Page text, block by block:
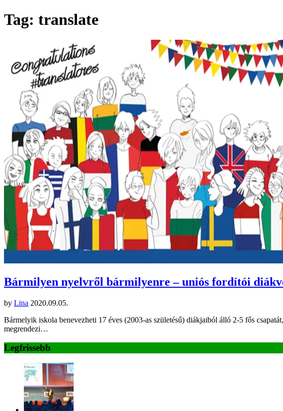
Tag: translate
Bármilyen nyelvről bármilyenre – uniós fordítói
by Lina 2020.09.05.
Bármelyik iskola benevezheti 17 éves (2003-as születésű) diákjaiból álló 2-5 fős
megrendezi…
Legfrissebb